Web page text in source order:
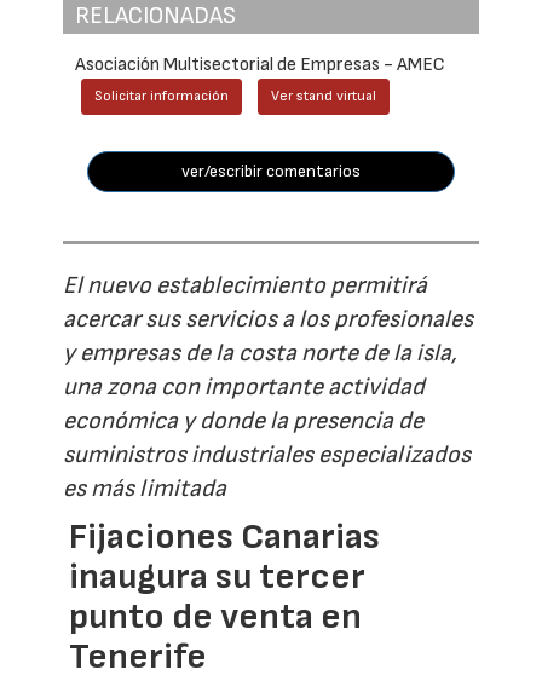
RELACIONADAS
Asociación Multisectorial de Empresas - AMEC
Solicitar información Ver stand virtual
ver/escribir comentarios
El nuevo establecimiento permitirá
acercar sus servicios a los profesionales
y empresas de la costa norte de la isla,
una zona con importante actividad
económica y donde la presencia de
suministros industriales especializados
es más limitada
Fijaciones Canarias
inaugura su tercer
punto de venta en
Tenerife